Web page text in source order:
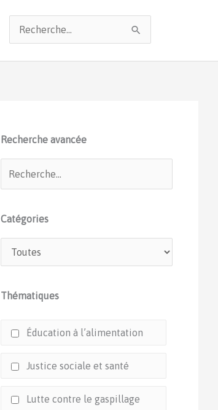
Rechercher :
Recherche avancée
Catégories
Thématiques
Éducation à l’alimentation
Justice sociale et santé
Lutte contre le gaspillage